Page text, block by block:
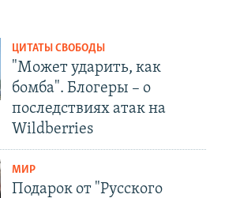
ЦИТАТЫ СВОБОДЫ
"Может ударить, как
бомба". Блогеры – о
последствиях атак на
Wildberries
МИР
Подарок от "Русского